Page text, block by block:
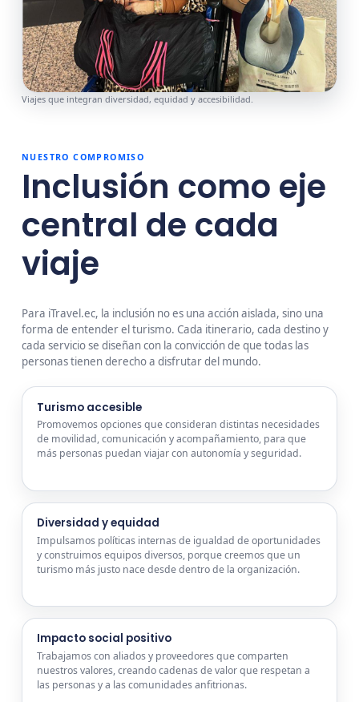
Viajes que integran diversidad, equidad y accesibilidad.
NUESTRO COMPROMISO
Inclusión como eje
central de cada
viaje
Para iTravel.ec, la inclusión no es una acción aislada, sino una
forma de entender el turismo. Cada itinerario, cada destino y
cada servicio se diseñan con la convicción de que todas las
personas tienen derecho a disfrutar del mundo.
Turismo accesible
Promovemos opciones que consideran distintas necesidades
de movilidad, comunicación y acompañamiento, para que
más personas puedan viajar con autonomía y seguridad.
Diversidad y equidad
Impulsamos políticas internas de igualdad de oportunidades
y construimos equipos diversos, porque creemos que un
turismo más justo nace desde dentro de la organización.
Impacto social positivo
Trabajamos con aliados y proveedores que comparten
nuestros valores, creando cadenas de valor que respetan a
las personas y a las comunidades anfitrionas.